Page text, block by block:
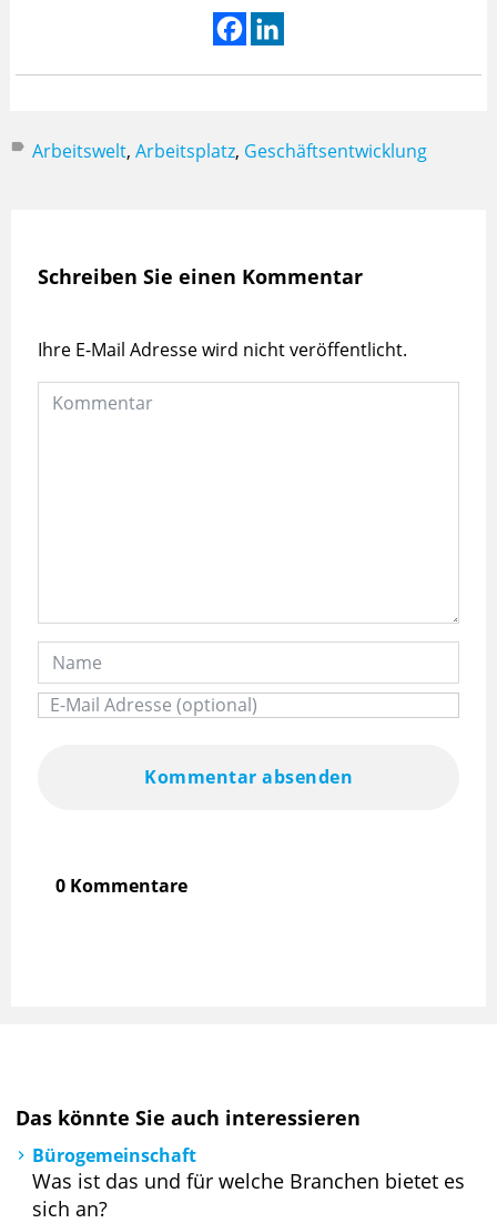
Arbeitswelt, Arbeitsplatz, Geschäftsentwicklung
Schreiben Sie einen Kommentar
Ihre E-Mail Adresse wird nicht veröffentlicht.
Kommentar absenden
0 Kommentare
Das könnte Sie auch interessieren
Bürogemeinschaft
Was ist das und für welche Branchen bietet es
sich an?